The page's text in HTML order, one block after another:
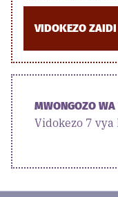
VIDOKEZO ZAIDI
MWONGOZO
Vidokezo 7 vya